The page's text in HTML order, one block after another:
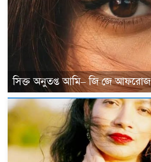
সিক্ত অনুতপ্ত আমি– জি জে আফরোজ